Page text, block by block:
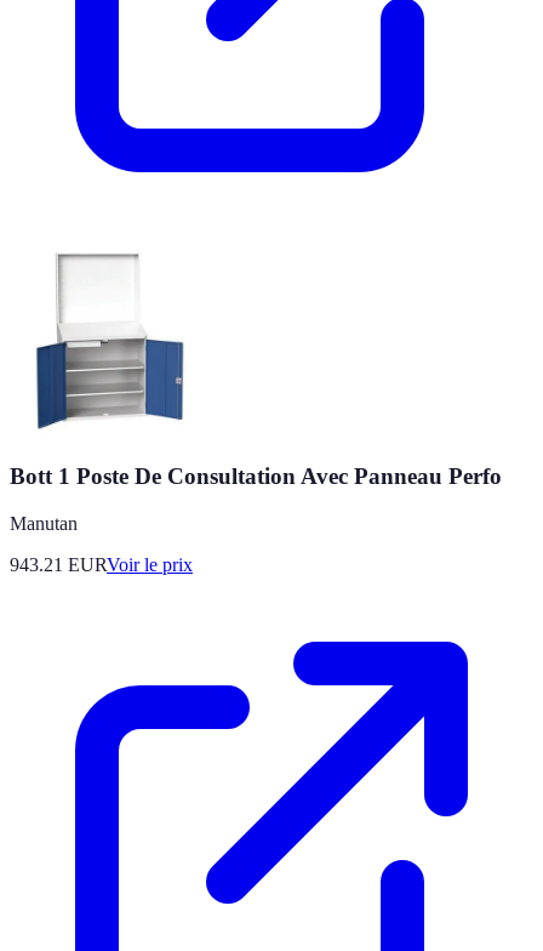
Bott 1 Poste De Consultation Avec Panneau Perfo
Manutan
943.21 EURVoir le prix